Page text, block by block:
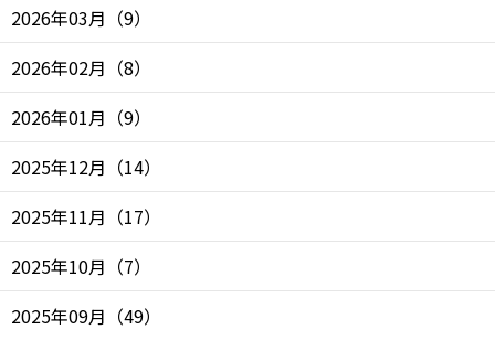
2026年03月 （9）
2026年02月 （8）
2026年01月 （9）
2025年12月 （14）
2025年11月 （17）
2025年10月 （7）
2025年09月 （49）